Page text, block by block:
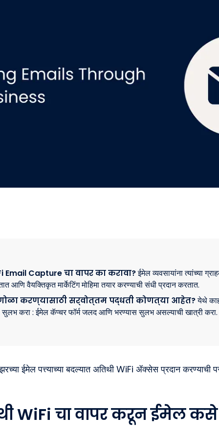
Email Capture चा वापर का करावा?ईमेल व्यवसायांना त्यांच्या
आणि वैयक्तिकृत मार्केटिंग मोहिमा तयार करण्याची संधी प्रदान करतात.
करण्यासाठी सर्वोत्तम पद्धती कोणत्या आहेत?येथे
सुलभ करा : ईमेल कॅप्चर फॉर्म जलद आणि भरण्यास सुलभ असल्याची खात्री
ईमेल पत्त्याच्या बदल्यात अतिथी WiFi ॲक्सेस प्रदान करण्याची
WiFi चा वापर करून ईमेल